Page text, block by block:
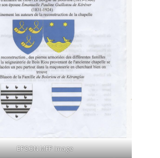
EPSON MFP image